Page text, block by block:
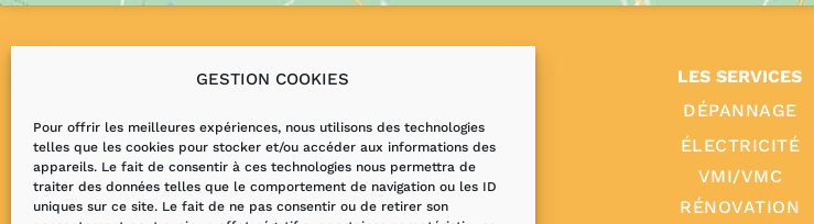
GESTION COOKIES
Pour offrir les meilleures expériences, nous utilisons des technologies
telles que les cookies pour stocker et/ou accéder aux informations des
appareils. Le fait de consentir à ces technologies nous permettra de
traiter des données telles que le comportement de navigation ou les ID
uniques sur ce site. Le fait de ne pas consentir ou de retirer son
LES SERVICES
DÉPANNAGE
ÉLECTRICITÉ
VMI/VMC
RÉNOVATION